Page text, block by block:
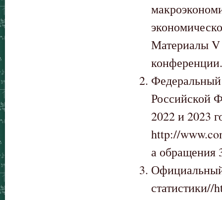
Материалы V
Российской
2022 и 2023
http://
а обращения
статистики//